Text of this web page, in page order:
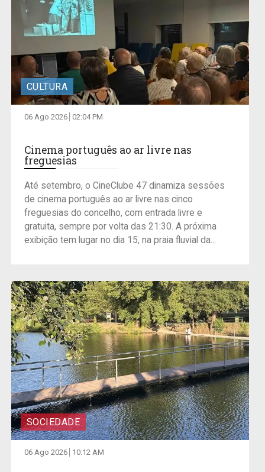
CULTURA
06 Ago 2026 02:04 PM
Cinema português ao ar livre nas
freguesias
Até setembro, o CineClube 47 dinamiza sessões
de cinema português ao ar livre nas cinco
freguesias do concelho, com entrada livre e
gratuita, sempre por volta das 21:30. A próxima
exibição tem lugar no dia 15, na praia fluvial da...
SOCIEDADE
06 Ago 2026 10:12 AM